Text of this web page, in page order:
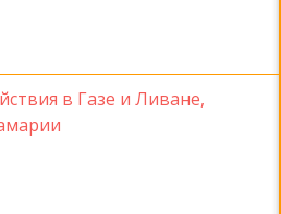
в Газе и Ливане,